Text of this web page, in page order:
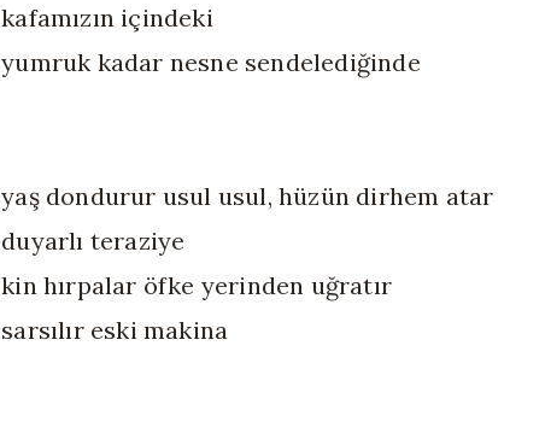
kafamızın içindeki
yumruk kadar nesne sendelediğinde
yaş dondurur usul usul, hüzün dirhem atar
duyarlı teraziye
kin hırpalar öfke yerinden uğratır
sarsılır eski makina